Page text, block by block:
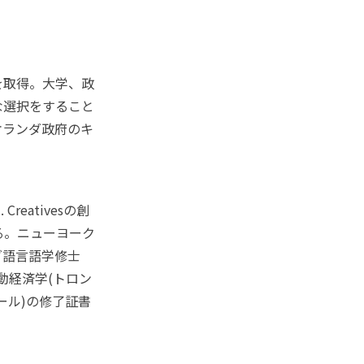
得。大学、政
択をすること
ンダ政府のキ
Creativesの創
ニューヨーク
言語学修士
経済学(トロン
ル)の修了証書